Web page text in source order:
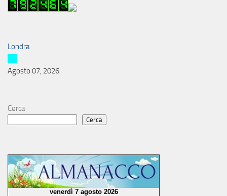
Londra
Agosto 07, 2026
Cerca
Cerca